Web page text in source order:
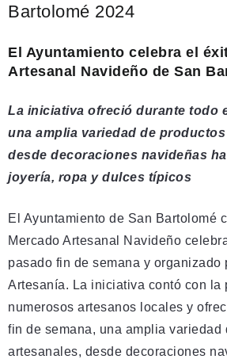
Bartolomé 2024
El Ayuntamiento celebra el
Artesanal Navideño de San
La iniciativa ofreció durante todo
una amplia variedad de
desde decoraciones navideñas
joyería, ropa y dulces típicos
El Ayuntamiento de San Bartolomé
Mercado Artesanal Navideño
pasado fin de semana y
Artesanía. La iniciativa contó con la
numerosos artesanos locales y
fin de semana, una amplia variedad
artesanales, desde decoraciones